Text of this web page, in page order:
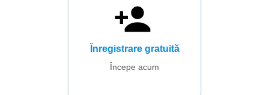
Înregistrare gratuită
Începe acum